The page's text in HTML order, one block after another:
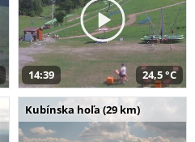
14:39 24,5 °C
Kubínska hoľa (29 km)